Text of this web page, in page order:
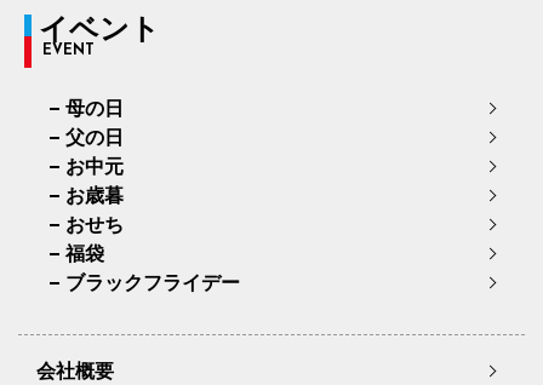
イベント
EVENT
母の日
父の日
お中元
お歳暮
おせち
福袋
ブラックフライデー
会社概要